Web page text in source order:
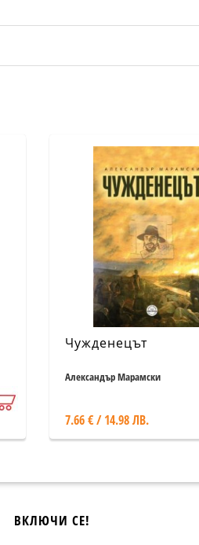
Чужденецът
Александър Марамски
7.66 € / 14.98 ЛВ.
ВКЛЮЧИ СЕ!